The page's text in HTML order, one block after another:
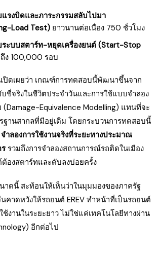
รงบิดและภาระกรรมสลับไปมา
Load Test) ยาวนานต่อเนื่อง 750 ชั่วโมง
ระบบสตาร์ท-หยุดเครื่องยนต์ (Start-Stop
ง 100,000 รอบ
เปิดเผยว่า เกณฑ์การทดสอบนี้พัฒนาขึ้นจาก
ขี่จริงในชีวิตประจำวันและการใช้แบบจำลอง
(Damage-Equivalence Modelling) แทนที่จะ
ฐานสากลที่มีอยู่เดิม โดยกระบวนการทดสอบนี้
จำลองการใช้งานจริงที่ระยะทางประมาณ
รวมถึงการจำลองสถานการณ์รถติดในเมือง
ต้องสตาร์ทและดับลงบ่อยครั้ง
าดนี้ สะท้อนให้เห็นว่าในมุมมองของภาครัฐ
คาดหวังให้รถยนต์ EREV ทำหน้าที่เป็นรถยนต์
งานในระยะยาว ไม่ใช่แค่เทคโนโลยีทางผ่าน
อีกต่อไป